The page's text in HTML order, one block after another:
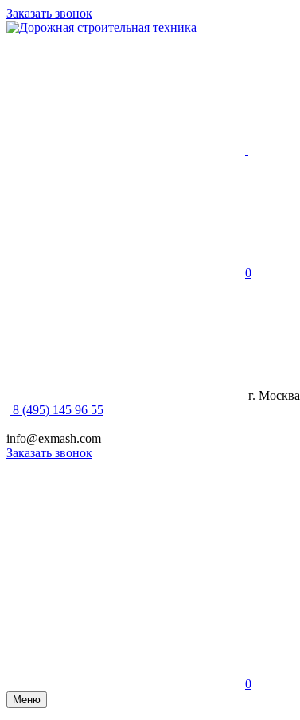
Заказать звонок
0
г. Москва
8 (495) 145 96 55
info@exmash.com
Заказать звонок
0
Меню